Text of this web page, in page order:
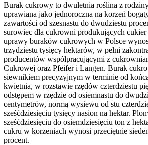
Burak cukrowy to dwuletnia roślina z
uprawiana jako jednoroczna na korzeń
zawartości od szesnastu do dwudziestu
surowiec dla cukrowni produkujących cukier
uprawy buraków cukrowych w Polsce
trzydziestu tysięcy hektarów, w pełni
producentów współpracującymi z
Cukrowej oraz Pfeifer i Langen. Burak
siewnikiem precyzyjnym w terminie od
kwietnia, w rozstawie rzędów czterdziestu
odstępem w rzędzie od osiemnastu do
centymetrów, normą wysiewu od stu
sześćdziesięciu tysięcy nasion na hektar.
sześćdziesięciu do osiemdziesięciu ton z
cukru w korzeniach wynosi przeciętnie
procent.